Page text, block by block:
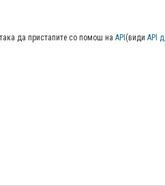
да пристапите со помош на API (види API